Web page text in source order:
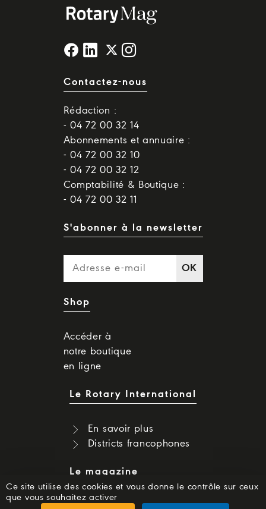
Contactez-nous
Rédaction :
- 04 72 00 32 14
Abonnements et annuaire :
- 04 72 00 32 10
- 04 72 00 32 12
Comptabilité & Boutique :
- 04 72 00 32 11
S'abonner à la newsletter
OK
Shop
Accéder à
notre boutique
en ligne
Le Rotary International
En savoir plus
Districts francophones
Le magazine
Dernier numéro
Ce site utilise des cookies et vous donne le contrôle sur ceux
que vous souhaitez activer